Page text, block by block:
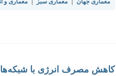
معماری جهان
معماری سبز معماری و
کاهش مصرف انرژی با